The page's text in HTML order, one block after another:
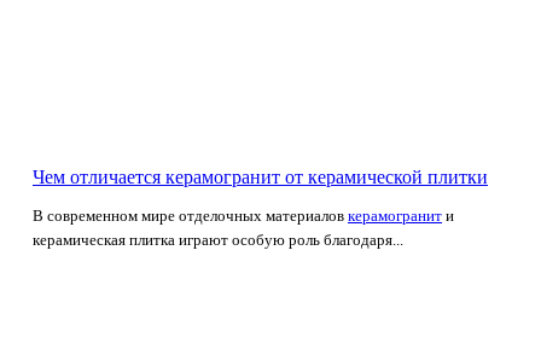
Чем отличается керамогранит от керамической плитки
В современном мире отделочных материалов керамогранит и
керамическая плитка играют особую роль благодаря...